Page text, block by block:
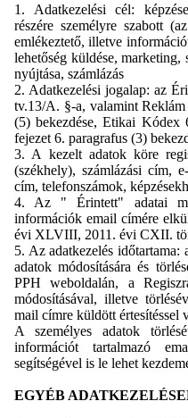
1. Adatkezelési cél:
részére személyre szabott
emlékeztető, illetve
lehetőség küldése, marketing,
nyújtása, számlázás
2. Adatkezelési jogalap: az
tv.13/A. §-a, valamint
(5) bekezdése, Etikai
fejezet 6. paragrafus (3)
3. A kezelt adatok köre
(székhely), számlázási cím,
cím, telefonszámok,
4. Az " Érintett" adatai
információk email címére
évi XLVIII, 2011. évi CXII.
5. Az adatkezelés időtartama:
adatok módosítására és
PPH weboldalán, a
módosításával, illetve
mail címre küldött értesítéssel
A személyes adatok
információt tartalmazó
segítségével is le lehet
EGYÉB